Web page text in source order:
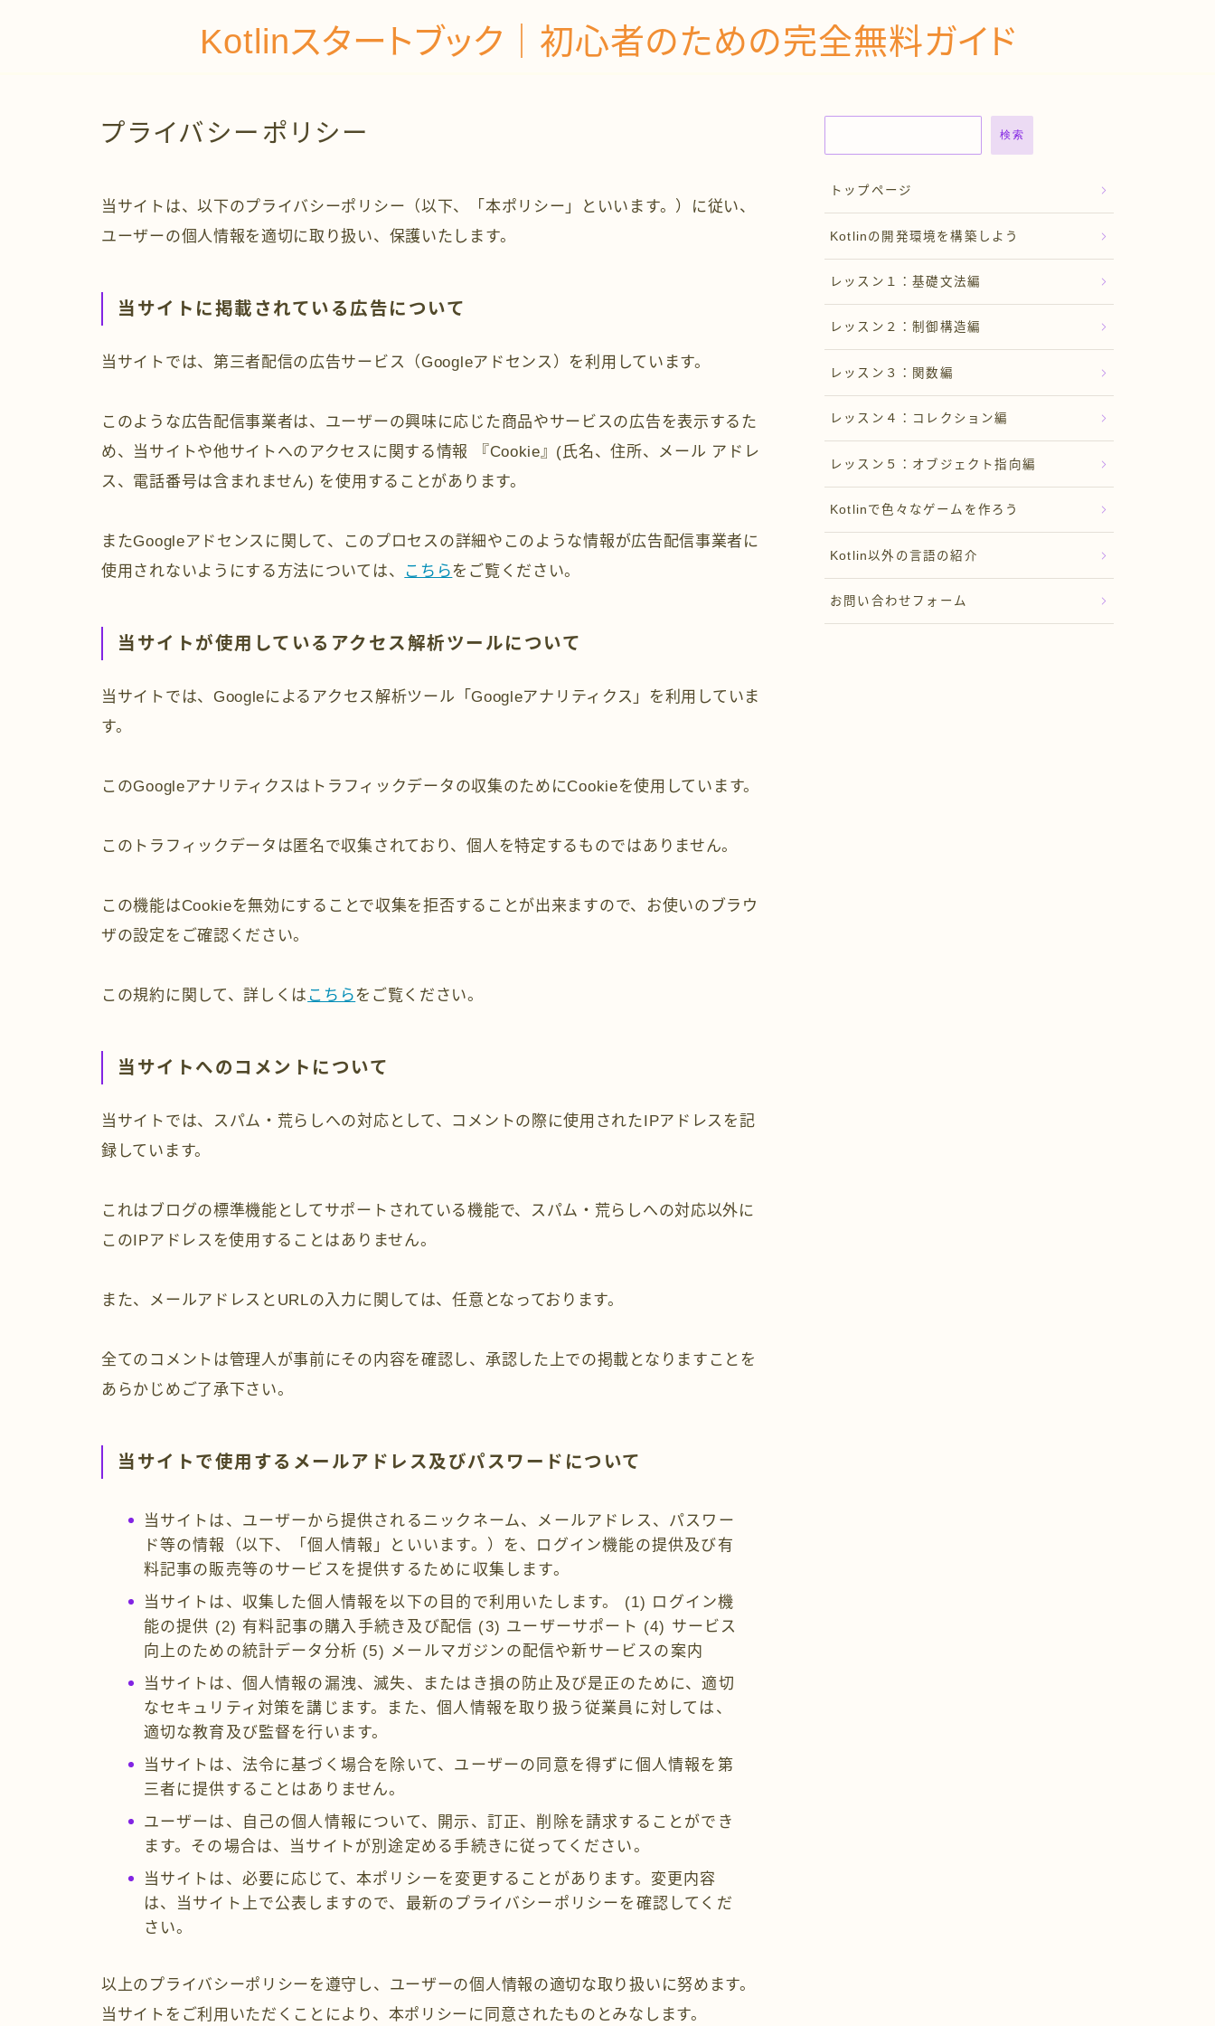
Kotlinスタートブック｜初心者のための完全無料ガイド
プライバシーポリシー
当サイトは、以下のプライバシーポリシー（以下、「本ポリシー」といいます。）に従い、
ユーザーの個人情報を適切に取り扱い、保護いたします。
当サイトに掲載されている広告について
当サイトでは、第三者配信の広告サービス（Googleアドセンス）を利用しています。
このような広告配信事業者は、ユーザーの興味に応じた商品やサービスの広告を表示するた
め、当サイトや他サイトへのアクセスに関する情報 『Cookie』(氏名、住所、メール アドレ
ス、電話番号は含まれません) を使用することがあります。
またGoogleアドセンスに関して、このプロセスの詳細やこのような情報が広告配信事業者に
使用されないようにする方法については、
こちらをご覧ください。
当サイトが使用しているアクセス解析ツールについて
当サイトでは、Googleによるアクセス解析ツール「Googleアナリティクス」を利用していま
す。
このGoogleアナリティクスはトラフィックデータの収集のためにCookieを使用しています。
このトラフィックデータは匿名で収集されており、個人を特定するものではありません。
この機能はCookieを無効にすることで収集を拒否することが出来ますので、お使いのブラウ
ザの設定をご確認ください。
この規約に関して、詳しくは こちらをご覧ください。
当サイトへのコメントについて
当サイトでは、スパム・荒らしへの対応として、コメントの際に使用されたIPアドレスを記
録しています。
これはブログの標準機能としてサポートされている機能で、スパム・荒らしへの対応以外に
このIPアドレスを使用することはありません。
また、メールアドレスとURLの入力に関しては、任意となっております。
全てのコメントは管理人が事前にその内容を確認し、承認した上での掲載となりますことを
あらかじめご了承下さい。
当サイトで使用するメールアドレス及びパスワードについて
当サイトは、ユーザーから提供されるニックネーム、メールアドレス、パスワー
ド等の情報（以下、「個人情報」といいます。）を、ログイン機能の提供及び有
料記事の販売等のサービスを提供するために収集します。
当サイトは、収集した個人情報を以下の目的で利用いたします。 (1) ログイン機
能の提供 (2) 有料記事の購入手続き及び配信 (3) ユーザーサポート (4) サービス
向上のための統計データ分析 (5) メールマガジンの配信や新サービスの案内
当サイトは、個人情報の漏洩、滅失、またはき損の防止及び是正のために、適切
なセキュリティ対策を講じます。また、個人情報を取り扱う従業員に対しては、
適切な教育及び監督を行います。
当サイトは、法令に基づく場合を除いて、ユーザーの同意を得ずに個人情報を第
三者に提供することはありません。
ユーザーは、自己の個人情報について、開示、訂正、削除を請求することができ
ます。その場合は、当サイトが別途定める手続きに従ってください。
当サイトは、必要に応じて、本ポリシーを変更することがあります。変更内容
は、当サイト上で公表しますので、最新のプライバシーポリシーを確認してくだ
さい。
以上のプライバシーポリシーを遵守し、ユーザーの個人情報の適切な取り扱いに努めます。
当サイトをご利用いただくことにより、本ポリシーに同意されたものとみなします。
検索
トップページ
Kotlinの開発環境を構築しよう
レッスン１：基礎文法編
レッスン２：制御構造編
レッスン３：関数編
レッスン４：コレクション編
レッスン５：オブジェクト指向編
Kotlinで色々なゲームを作ろう
Kotlin以外の言語の紹介
お問い合わせフォーム